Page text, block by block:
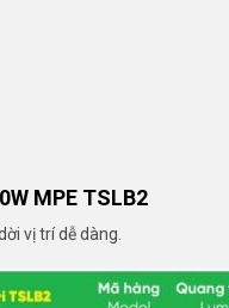
MPE TSLB2
vị trí dễ dàng.